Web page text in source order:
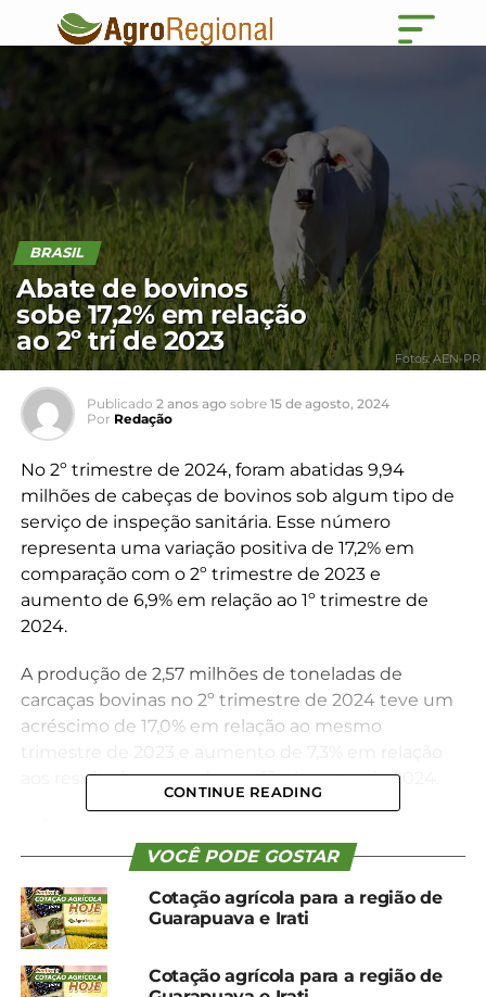
BRASIL
Abate de bovinos
sobe 17,2% em relação
ao 2º tri de 2023
Fotos: AEN-PR
Publicado 2 anos ago sobre 15 de agosto, 2024
Por Redação
No 2º trimestre de 2024, foram abatidas 9,94
milhões de cabeças de bovinos sob algum tipo de
serviço de inspeção sanitária. Esse número
representa uma variação positiva de 17,2% em
comparação com o 2º trimestre de 2023 e
aumento de 6,9% em relação ao 1º trimestre de
2024.
A produção de 2,57 milhões de toneladas de
carcaças bovinas no 2º trimestre de 2024 teve um
acréscimo de 17,0% em relação ao mesmo
aos resultados apurados no 1º trimestre de 2024.
No 2º trimestre de 2024, a aquisição de leite cru,
feita pelos estabelecimentos que atuam sob
algum tipo de inspeção sanitária, foi de 5,81 bilhões
de litros.
CONTINUE READING
VOCÊ PODE GOSTAR
Cotação agrícola para a região de
Guarapuava e Irati
Cotação agrícola para a região de